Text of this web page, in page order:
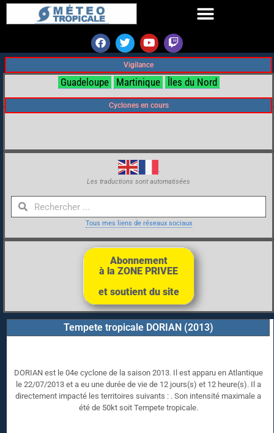
Vigilance
Guadeloupe Martinique Îles du Nord
Cyclones en cours
Les traductions sont automatisées
Tous mes liens de réseaux sociaux
Abonnement
à la ZONE PRIVEE
et soutient du site
Tempete tropicale DORIAN (2013)
DORIAN est le 04e cyclone de la saison 2013. Il est apparu en Atlantique
le 22/07/2013 et a eu une durée de vie de 12 jours(s) et 12 heure(s). Il a
directement impacté les territoires suivants : . Son intensité maximale a
été de 50kt soit Tempete tropicale.